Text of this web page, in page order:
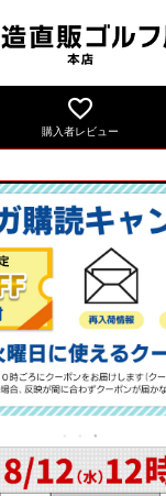
購入者レビュー